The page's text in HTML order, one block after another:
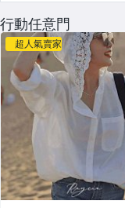
行動任意門
超人氣賣家